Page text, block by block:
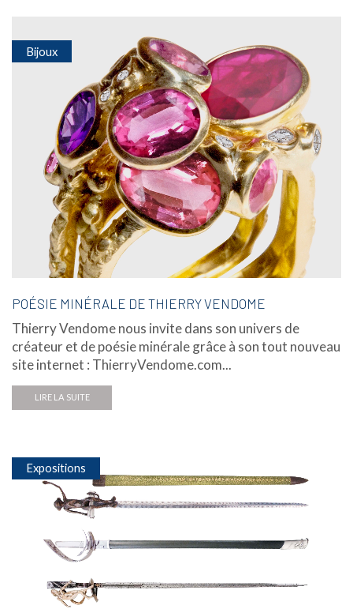
Bijoux
POÉSIE MINÉRALE DE THIERRY VENDOME
Thierry Vendome nous invite dans son univers de
créateur et de poésie minérale grâce à son tout nouveau
site internet : ThierryVendome.com...
LIRE LA SUITE
Expositions